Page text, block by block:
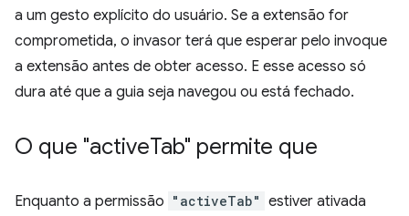
a um gesto explícito do usuário. Se a extensão for
comprometida, o invasor terá que esperar pelo invoque
a extensão antes de obter acesso. E esse acesso só
dura até que a guia seja navegou ou está fechado.
O que "activeTab" permite que
Enquanto a permissão "activeTab" estiver ativada